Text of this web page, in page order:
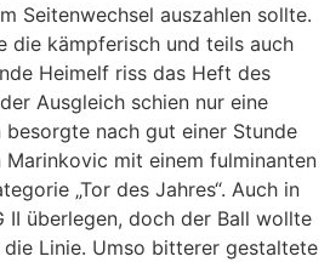
Seitenwechsel auszahlen sollte.
die kämpferisch und teils auch
Heimelf riss das Heft des
Ausgleich schien nur eine
besorgte nach gut einer Stunde
mit einem fulminanten
„Tor des Jahres“. Auch in
II überlegen, doch der Ball wollte
Linie. Umso bitterer gestaltete